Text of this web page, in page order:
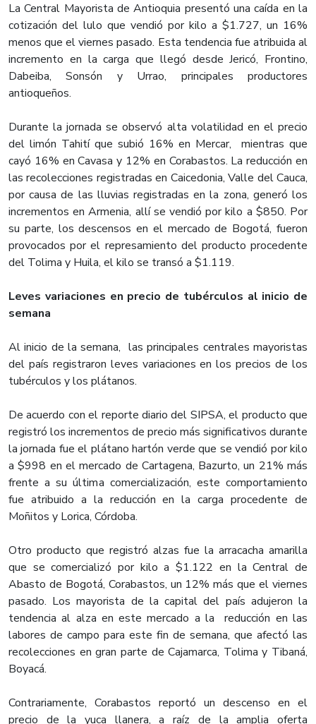
La Central Mayorista de Antioquia presentó una caída en la
cotización del lulo que vendió por kilo a $1.727, un 16%
menos que el viernes pasado. Esta tendencia fue atribuida al
incremento en la carga que llegó desde Jericó, Frontino,
Dabeiba, Sonsón y Urrao, principales productores
antioqueños.
Durante la jornada se observó alta volatilidad en el precio
del limón Tahití que subió 16% en Mercar, mientras que
cayó 16% en Cavasa y 12% en Corabastos. La reducción en
las recolecciones registradas en Caicedonia, Valle del Cauca,
por causa de las lluvias registradas en la zona, generó los
incrementos en Armenia, allí se vendió por kilo a $850. Por
su parte, los descensos en el mercado de Bogotá, fueron
provocados por el represamiento del producto procedente
del Tolima y Huila, el kilo se transó a $1.119.
Leves variaciones en precio de tubérculos al inicio de
semana
Al inicio de la semana, las principales centrales mayoristas
del país registraron leves variaciones en los precios de los
tubérculos y los plátanos.
De acuerdo con el reporte diario del SIPSA, el producto que
registró los incrementos de precio más significativos durante
la jornada fue el plátano hartón verde que se vendió por kilo
a $998 en el mercado de Cartagena, Bazurto, un 21% más
frente a su última comercialización, este comportamiento
fue atribuido a la reducción en la carga procedente de
Moñitos y Lorica, Córdoba.
Otro producto que registró alzas fue la arracacha amarilla
que se comercializó por kilo a $1.122 en la Central de
Abasto de Bogotá, Corabastos, un 12% más que el viernes
pasado. Los mayorista de la capital del país adujeron la
tendencia al alza en este mercado a la reducción en las
labores de campo para este fin de semana, que afectó las
recolecciones en gran parte de Cajamarca, Tolima y Tibaná,
Boyacá.
Contrariamente, Corabastos reportó un descenso en el
precio de la yuca llanera, a raíz de la amplia oferta